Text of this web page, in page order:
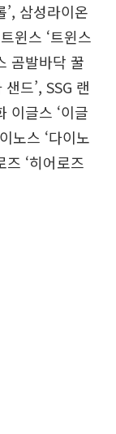
’, 삼성라이온
윈스 ‘트윈스
곰발바닥 꿀
드’, SSG 랜
이글스 ‘이글
노스 ‘다이노
‘히어로즈